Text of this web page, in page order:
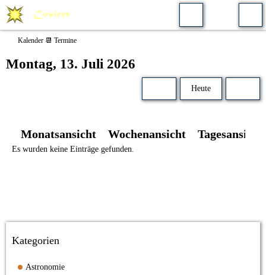
Kalender 📆 Termine
Montag, 13. Juli 2026
Heute
Monatsansicht Wochenansicht Tagesansicht
Es wurden keine Einträge gefunden.
Kategorien
Astronomie